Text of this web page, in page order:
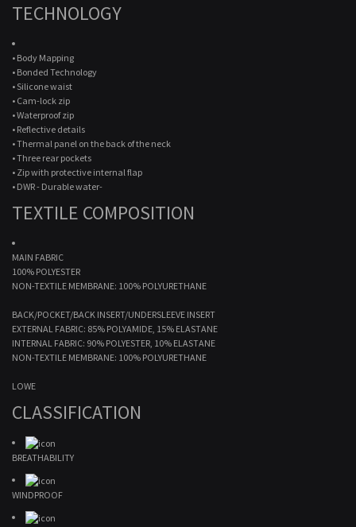
TECHNOLOGY
• Body Mapping
• Bonded Technology
• Silicone waist
• Cam-lock zip
• Waterproof zip
• Reflective details
• Thermal panel on the back of the neck
• Three rear pockets
• Zip with protective internal flap
• DWR - Durable water-
TEXTILE COMPOSITION
MAIN FABRIC
100% POLYESTER
NON-TEXTILE MEMBRANE: 100% POLYURETHANE
BACK/POCKET/BACK INSERT/UNDERSLEEVE INSERT
EXTERNAL FABRIC: 85% POLYAMIDE, 15% ELASTANE
INTERNAL FABRIC: 90% POLYESTER, 10% ELASTANE
NON-TEXTILE MEMBRANE: 100% POLYURETHANE
LOWE
CLASSIFICATION
BREATHABILITY
WINDPROOF